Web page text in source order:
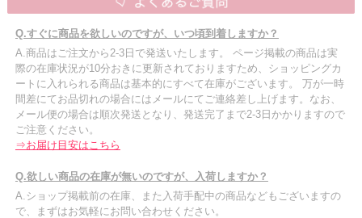
Q.すぐに商品を欲しいのですが、いつ頃到着しますか？
A.商品はご注文から2-3日で発送いたします。 ページ掲載の商品は実
際の在庫状況が10分おきに更新されておりますため、ショッピングカ
ートに入れられる商品は基本的にすべて在庫がございます。 万が一時
間差にてお品切れの場合にはメールにてご連絡差し上げます。なお、
メール便の場合は順次発送となり、発送完了まで2-3日かかりますので
ご注意ください。
⇒お届け目安はこちら
Q.欲しい商品の在庫が無いのですが、入荷しますか？
A.ショップ掲載前の在庫、また入荷手配中の商品などもございますの
で、まずはお気軽にお問い合わせください。